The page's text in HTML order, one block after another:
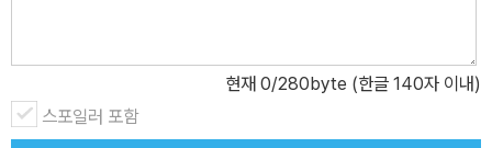
현재 0/280byte (한글 140자 이내)
스포일러 포함